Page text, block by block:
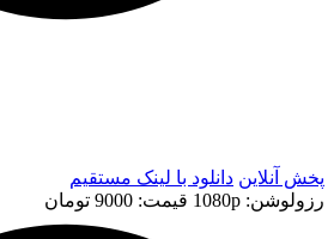
پخش آنلاین دانلود با لينک مستقيم
رزولوشن: 1080p
قيمت: 9000 تومان